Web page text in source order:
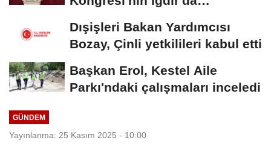
Dışişleri Bakan Yardımcısı
Bozay, Çinli yetkilileri kabul etti
Başkan Erol, Kestel Aile
Parkı'ndaki çalışmaları inceledi
GÜNDEM
Yayınlanma: 25 Kasım 2025 - 10:00